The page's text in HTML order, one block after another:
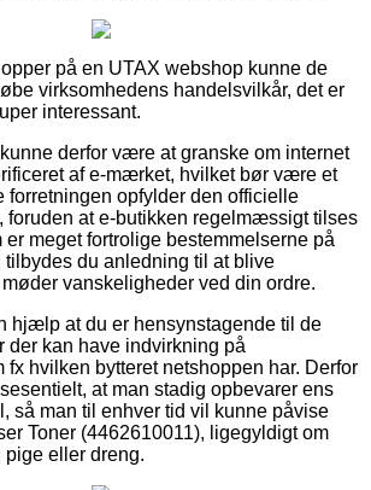
på en UTAX webshop kunne de
virksomhedens handelsvilkår, det er
interessant.
derfor være at granske om internet
af e-mærket, hvilket bør være et
forretningen opfylder den officielle
foruden at e-butikken regelmæssigt tilses
meget fortrolige bestemmelserne på
tilbydes du anledning til at blive
vanskeligheder ved din ordre.
hjælp at du er hensynstagende til de
kan have indvirkning på
fx hvilken bytteret netshoppen har. Derfor
at man stadig opbevarer ens
så man til enhver tid vil kunne påvise
Toner (4462610011), ligegyldigt om
pige eller dreng.